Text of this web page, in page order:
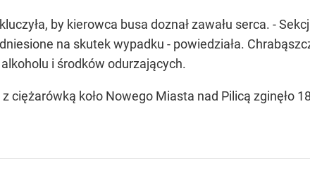
by kierowca busa doznał zawału serca. -
na skutek wypadku - powiedziała.
i środków odurzających.
ciężarówką koło Nowego Miasta nad Pilicą zginęło